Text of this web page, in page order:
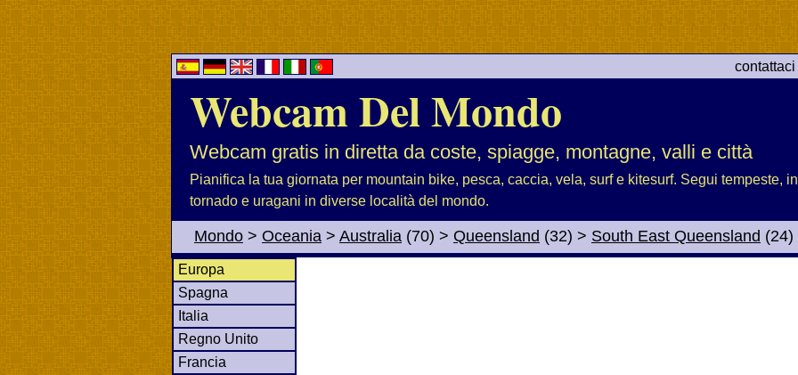
Webcam Del Mondo
Webcam gratis in diretta da coste, spiagge, montagne, valli e città
Pianifica la tua giornata per mountain bike, pesca, caccia, vela, surf e kitesurf. Segui tempeste,
tornado e uragani in diverse località del mondo.
Mondo > Oceania > Australia (70) > Queensland (32) > South East Queensland (24)
Europa
Spagna
Italia
Regno Unito
Francia